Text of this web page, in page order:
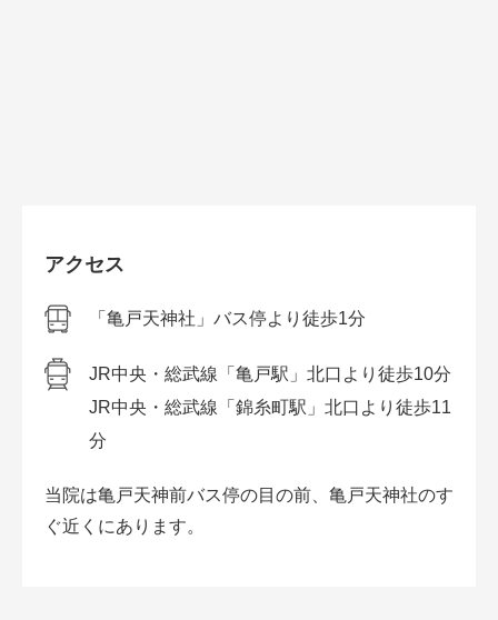
アクセス
「亀戸天神社」バス停より徒歩1分
JR中央・総武線「亀戸駅」北口より徒歩10分
JR中央・総武線「錦糸町駅」北口より徒歩11
分
当院は亀戸天神前バス停の目の前、亀戸天神社のす
ぐ近くにあります。